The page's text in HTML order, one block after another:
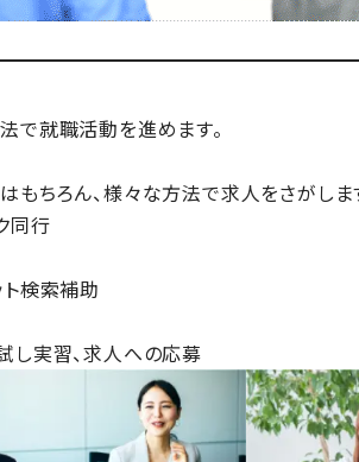
で就職活動を進めます。
もちろん、様々な方法で求人をさがしま
同行
ト検索補助
し実習、求人への応募